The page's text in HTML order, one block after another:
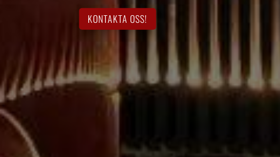
KONTAKTA OSS!